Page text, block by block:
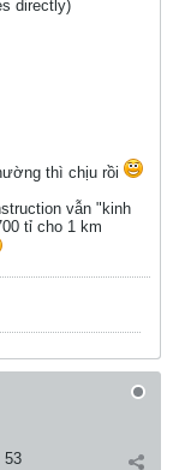
directly)
thì chịu rồi
vẫn "kinh
tỉ cho 1 km
53